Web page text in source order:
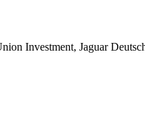
Investment, Jaguar